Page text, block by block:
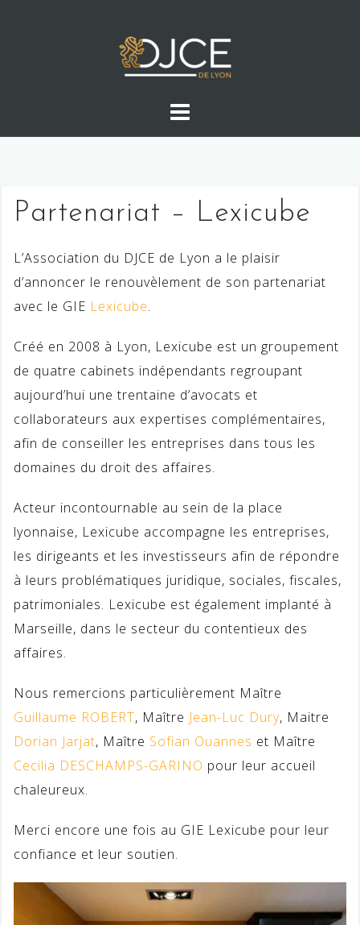
Partenariat – Lexicube
L’Association du DJCE de Lyon a le plaisir
d’annoncer le renouvèlement de son partenariat
avec le GIE Lexicube.
Créé en 2008 à Lyon, Lexicube est un groupement
de quatre cabinets indépendants regroupant
aujourd’hui une trentaine d’avocats et
collaborateurs aux expertises complémentaires,
afin de conseiller les entreprises dans tous les
domaines du droit des affaires.
Acteur incontournable au sein de la place
lyonnaise, Lexicube accompagne les entreprises,
les dirigeants et les investisseurs afin de répondre
à leurs problématiques juridique, sociales, fiscales,
patrimoniales. Lexicube est également implanté à
Marseille, dans le secteur du contentieux des
affaires.
Nous remercions particulièrement Maître
Guillaume ROBERT, Maître Jean-Luc Dury, Maitre
Dorian Jarjat, Maître Sofian Ouannes et Maître
Cecilia DESCHAMPS-GARINO pour leur accueil
chaleureux.
Merci encore une fois au GIE Lexicube pour leur
confiance et leur soutien.